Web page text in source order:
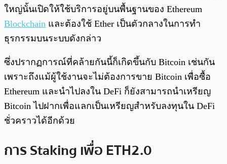
ใหญ่นั้นเปิดให้ใช้บริการอยู่บนพื้นฐานของ Ethereum
Blockchain และต้องใช้ Ether เป็นตัวกลางในการทำ
ธุรกรรมบนระบบดังกล่าว
ซึ่งปรากฏการณ์ที่คล้ายกันนี้ก็เกิดขึ้นกับ Bitcoin เช่นกัน
เพราะถึงแม้ผู้ใช้งานจะไม่ต้องการขาย Bitcoin เพื่อซื้อ
Ethereum และนำไปลงใน DeFi ก็ยังสามารถนำเหรียญ
Bitcoin ไปฝากเพื่อแลกเป็นเหรียญสำหรับลงทุนใน DeFi
ชั่วคราวได้อีกด้วย
การ Staking เพื่อ ETH2.0